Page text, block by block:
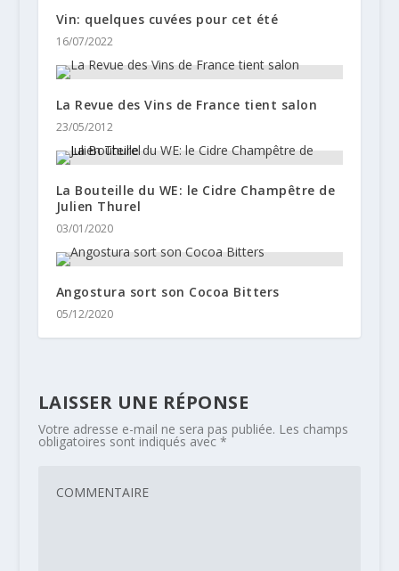
Vin: quelques cuvées pour cet été
16/07/2022
La Revue des Vins de France tient salon
23/05/2012
La Bouteille du WE: le Cidre Champêtre de
Julien Thurel
03/01/2020
Angostura sort son Cocoa Bitters
05/12/2020
LAISSER UNE RÉPONSE
Votre adresse e-mail ne sera pas publiée. Les champs
obligatoires sont indiqués avec *